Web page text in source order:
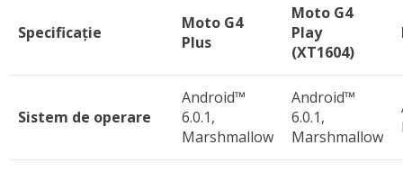
Specificație
Moto G4
Plus
Moto G4
Play
(XT1604)
Sistem de operare
Android™
6.0.1,
Marshmallow
Android™
6.0.1,
Marshmallow